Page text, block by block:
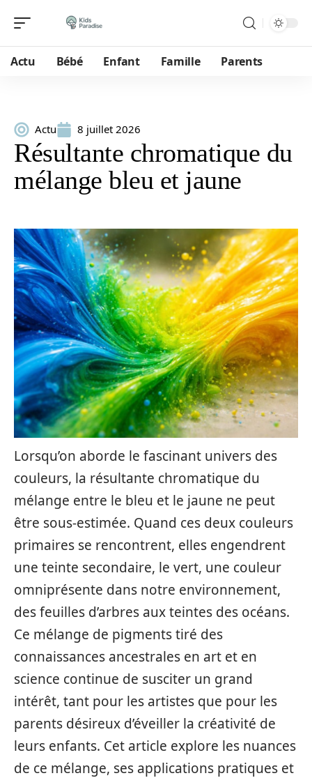
Actu Bébé Enfant Famille Parents
Actu 8 juillet 2026
Résultante chromatique du
mélange bleu et jaune
Lorsqu’on aborde le fascinant univers des
couleurs, la résultante chromatique du
mélange entre le bleu et le jaune ne peut
être sous-estimée. Quand ces deux couleurs
primaires se rencontrent, elles engendrent
une teinte secondaire, le vert, une couleur
omniprésente dans notre environnement,
des feuilles d’arbres aux teintes des océans.
Ce mélange de pigments tiré des
connaissances ancestrales en art et en
science continue de susciter un grand
intérêt, tant pour les artistes que pour les
parents désireux d’éveiller la créativité de
leurs enfants. Cet article explore les nuances
de ce mélange, ses applications pratiques et